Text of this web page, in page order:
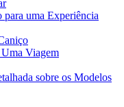
uma Experiência
Viagem
sobre os Modelos